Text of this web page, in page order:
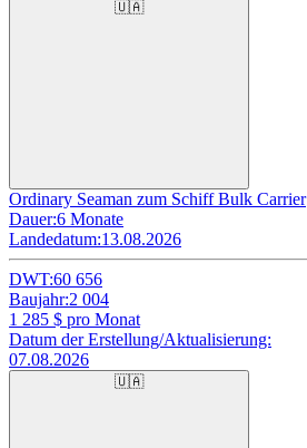
🇺🇦
Ordinary Seaman zum Schiff Bulk Carrier
Dauer:6 Monate
Landedatum:13.08.2026
DWT:60 656
Baujahr:2 004
1 285 $ pro Monat
Datum der Erstellung/Aktualisierung:
07.08.2026
🇺🇦